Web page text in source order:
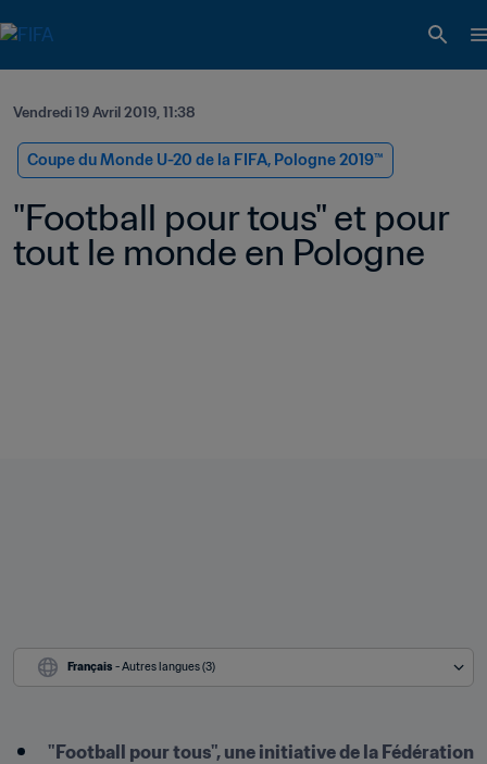
Vendredi 19 Avril 2019, 11:38
Coupe du Monde U-20 de la FIFA, Pologne 2019™
"Football pour tous" et pour
tout le monde en Pologne
Français - Autres langues (3)
"Football pour tous", une initiative de la Fédération